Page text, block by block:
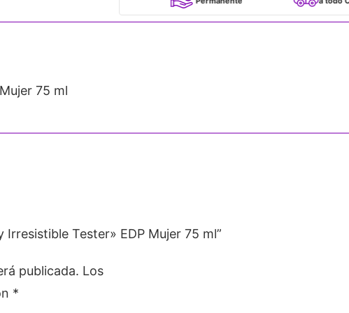
75 ml
Irresistible Tester» EDP Mujer 75 ml”
publicada. Los
*